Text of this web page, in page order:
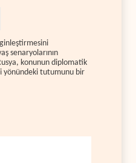
senaryolarının
konunun diplomatik
yönündeki tutumunu bir